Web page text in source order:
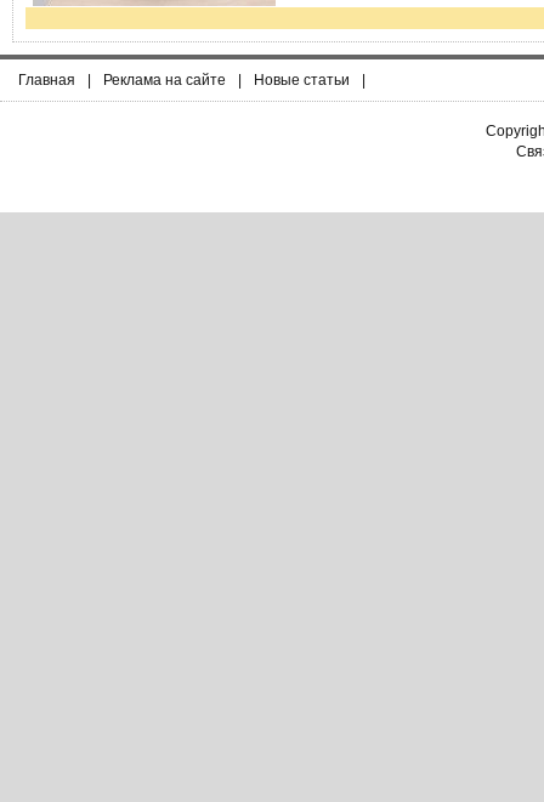
Главная | Реклама на сайте | Новые статьи |